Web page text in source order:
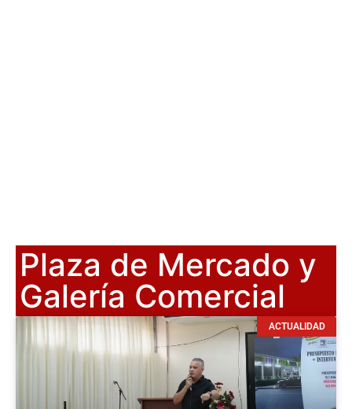
Plaza de Mercado y
Galería Comercial
ACTUALIDAD